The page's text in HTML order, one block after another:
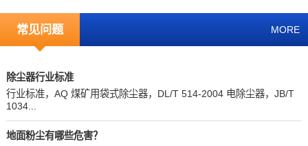
常见问题 MORE
除尘器行业标准
行业标准，AQ 煤矿用袋式除尘器，DL/T 514-2004 电除尘器，JB/T
1034...
地面粉尘有哪些危害？